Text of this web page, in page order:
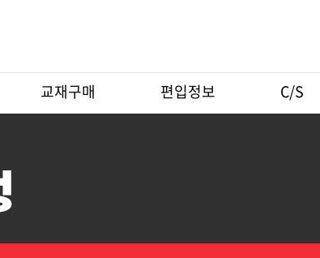
교재구매 편입정보 C/S